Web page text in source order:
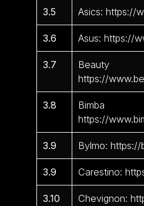
3.5 Asics: https://
3.6 Asus: https://
3.7
https://
3.8
https://
3.9 Bylmo: https://
3.9 Carestino:
3.10 Chevignon: